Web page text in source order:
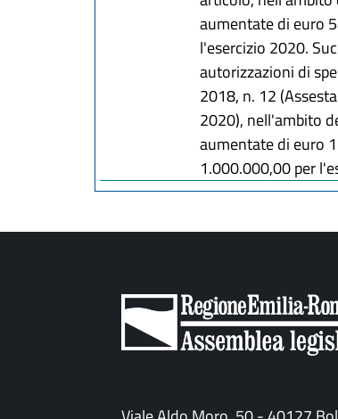
aumentate di euro
l'esercizio 2020.
autorizzazioni di
2018, n. 12
2020), nell'ambito
aumentate di euro
1.000.000,00 per